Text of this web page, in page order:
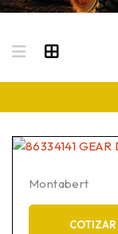
Montabert
COTIZAR